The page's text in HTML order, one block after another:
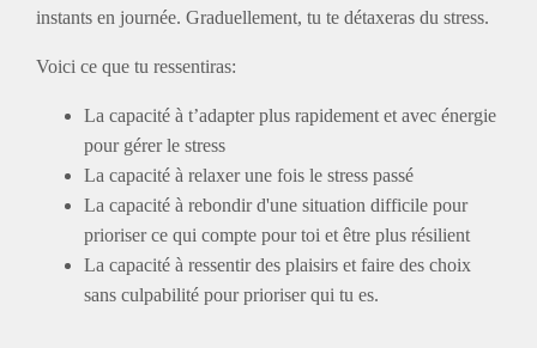
instants en journée. Graduellement, tu te détaxeras du stress.
Voici ce que tu ressentiras:
La capacité à t’adapter plus rapidement et avec énergie
pour gérer le stress
La capacité à relaxer une fois le stress passé
La capacité à rebondir d'une situation difficile pour
prioriser ce qui compte pour toi et être plus résilient
La capacité à ressentir des plaisirs et faire des choix
sans culpabilité pour prioriser qui tu es.